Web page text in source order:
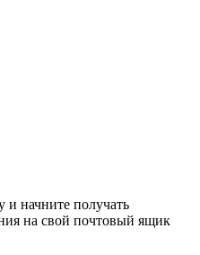
начните получать
на свой почтовый ящик